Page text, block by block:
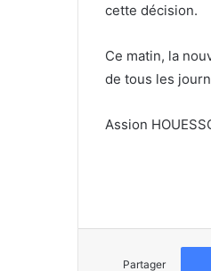
cette décision.
Ce matin, la
de tous les
Assion
Partager